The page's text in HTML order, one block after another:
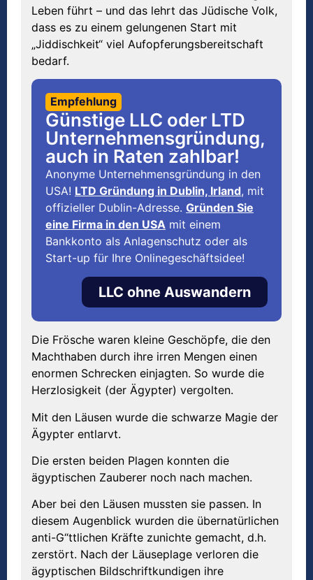
Leben führt – und das lehrt das Jüdische Volk,
dass es zu einem gelungenen Start mit
„Jiddischkeit“ viel Aufopferungsbereitschaft
bedarf.
Empfehlung
Günstige LLC oder LTD
Unternehmensgründung,
auch in Raten zahlbar!
Anonyme Unternehmensgründung in den
USA! LTD Gründung in Dublin, Irland, mit
offizieller Dublin-Adresse. Gründen Sie
eine Firma in den USA mit einem
Bankkonto als Anlagenschutz oder als
Start-up für Ihre Onlinegeschäftsidee!
LLC ohne Auswandern
Die Frösche waren kleine Geschöpfe, die den
Machthaben durch ihre irren Mengen einen
enormen Schrecken einjagten. So wurde die
Herzlosigkeit (der Ägypter) vergolten.
Mit den Läusen wurde die schwarze Magie der
Ägypter entlarvt.
Die ersten beiden Plagen konnten die
ägyptischen Zauberer noch nach machen.
Aber bei den Läusen mussten sie passen. In
diesem Augenblick wurden die übernatürlichen
anti-G“ttlichen Kräfte zunichte gemacht, d.h.
zerstört. Nach der Läuseplage verloren die
ägyptischen Bildschriftkundigen ihre